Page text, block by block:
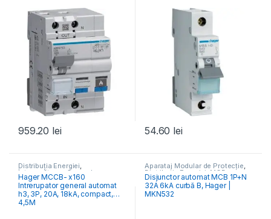
959.20 lei 54.60 lei
Distribuția Energiei,
Întrerupătoare Generale
Hager MCCB- x160
Intrerupator general automat
h3, 3P, 20A, 18kA, compact,
4,5M
Aparataj Modular de Protecție,
Distribuția Energiei , MCB
Întrerupătoare Automate
Disjunctor automat MCB 1P+N
32A 6kA curbă B, Hager |
MKN532